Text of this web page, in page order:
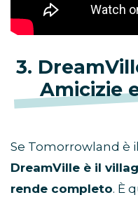
3.
Amicizie
Se Tomorrowland è
DreamVille è il
rende completo. È